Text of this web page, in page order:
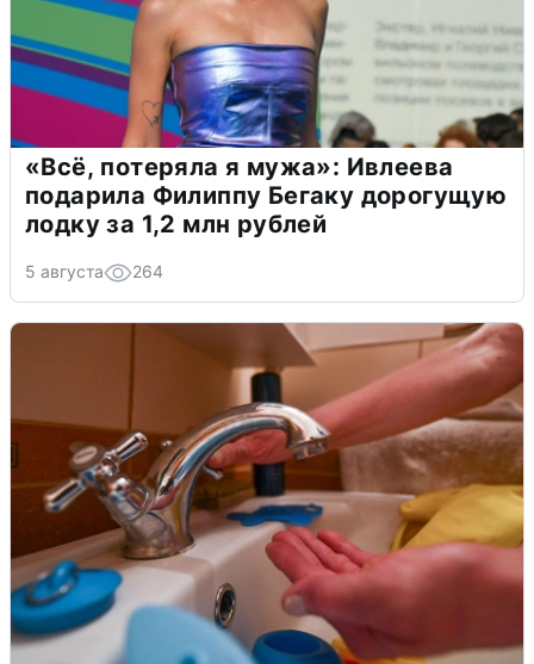
«Всё, потеряла я мужа»: Ивлеева
подарила Филиппу Бегаку дорогущую
лодку за 1,2 млн рублей
5 августа 264